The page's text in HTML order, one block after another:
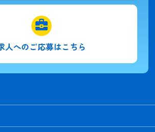
人へのご応募はこちら